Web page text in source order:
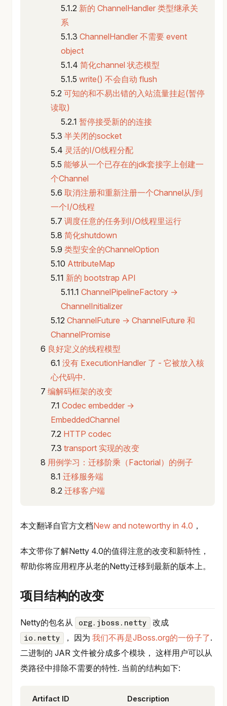
新的 ChannelHandler 类型继承关
系
ChannelHandler 不需要 event
object
简化channel 状态模型
write() 不会自动 flush
可知的和不易出错的入站流量挂起(暂停
读取)
暂停接受新的的连接
半关闭的socket
灵活的I/O线程分配
能够从一个已存在的jdk套接字上创建一
个Channel
取消注册和重新注册一个Channel从/到
一个I/O线程
调度任意的任务到I/O线程里运行
简化shutdown
类型安全的ChannelOption
AttributeMap
新的 bootstrap API
ChannelPipelineFactory →
ChannelInitializer
ChannelFuture → ChannelFuture 和
ChannelPromise
良好定义的线程模型
没有 ExecutionHandler 了 - 它被放入核
心代码中.
编解码框架的改变
Codec embedder →
EmbeddedChannel
HTTP codec
transport 实现的改变
用例学习：迁移阶乘（Factorial）的例子
迁移服务端
迁移客户端
本文翻译自官方文档New and noteworthy in 4.0 ，
本文带你了解Netty 4.0的值得注意的改变和新特性，
帮助你将应用程序从老的Netty迁移到最新的版本上。
项目结构的改变
Netty的包名从 org.jboss.netty 改成
io.netty ， 因为 我们不再是JBoss.org的一份子了.
二进制的 JAR 文件被分成多个模块， 这样用户可以从
类路径中排除不需要的特性. 当前的结构如下:
Artifact ID Description